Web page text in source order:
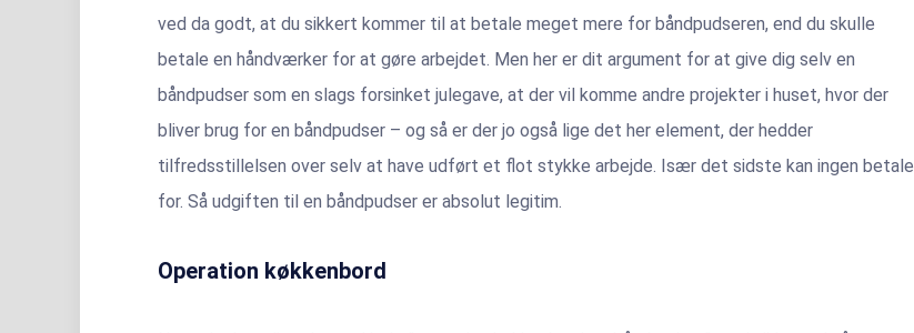
ved da godt, at du sikkert kommer til at betale meget mere for båndpudseren, end du skulle
betale en håndværker for at gøre arbejdet. Men her er dit argument for at give dig selv en
båndpudser som en slags forsinket julegave, at der vil komme andre projekter i huset, hvor der
bliver brug for en båndpudser – og så er der jo også lige det her element, der hedder
tilfredsstillelsen over selv at have udført et flot stykke arbejde. Især det sidste kan ingen betale
for. Så udgiften til en båndpudser er absolut legitim.
Operation køkkenbord